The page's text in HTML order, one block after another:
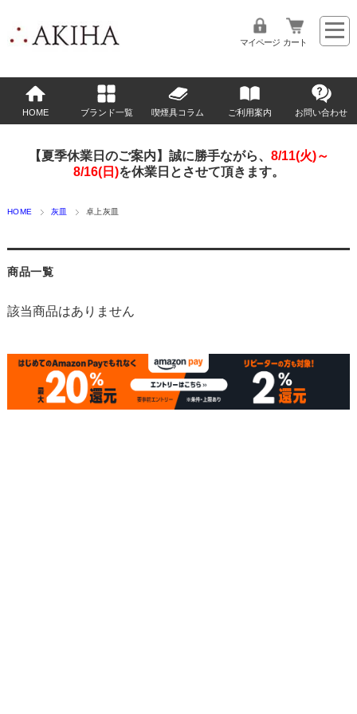
マイページ カート
HOME ブランド一覧 喫煙具コラム ご利用案内 お問い合わせ
【夏季休業日のご案内】誠に勝手ながら、 8/11(火)～
8/16(日)を休業日とさせて頂きます。
HOME 灰皿 卓上灰皿
商品一覧
該当商品はありません